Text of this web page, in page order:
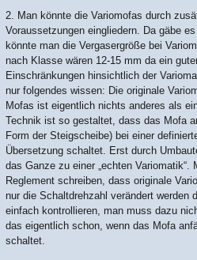
2. Man könnte die Variomofas durch
Voraussetzungen eingliedern. Da gäbe
könnte man die Vergasergröße bei
nach Klasse wären 12-15 mm da ein
Einschränkungen hinsichtlich der
nur folgendes wissen: Die originale
Mofas ist eigentlich nichts anderes als
Technik ist so gestaltet, dass das Mofa
Form der Steigscheibe) bei einer
Übersetzung schaltet. Erst durch
das Ganze zu einer „echten Variomatik“.
Reglement schreiben, dass originale
nur die Schaltdrehzahl verändert werden
einfach kontrollieren, man muss dazu
das eigentlich schon, wenn das Mofa
schaltet.